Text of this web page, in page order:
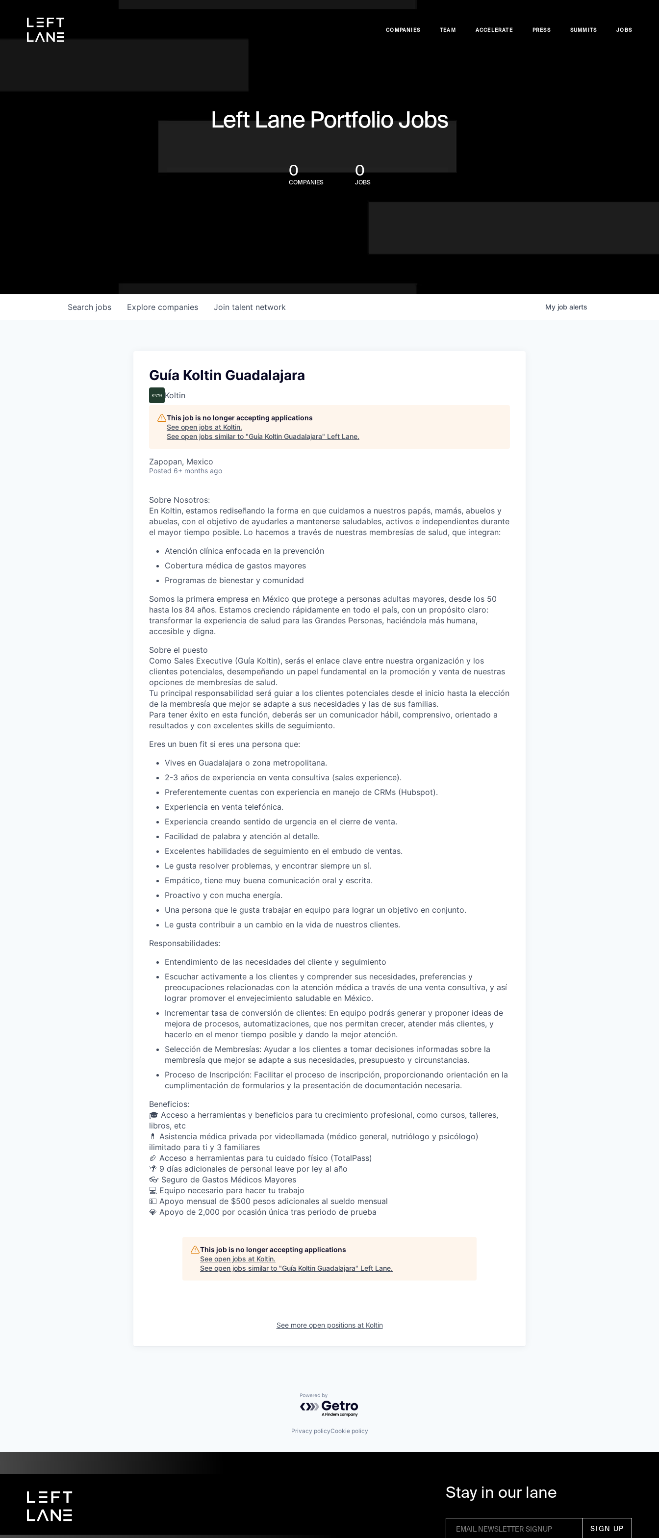
COMPANIES TEAM ACCELERATE PRESS SUMMITS JOBS
Left Lane Portfolio Jobs
0
COMPANIES
0
JOBS
Search jobs Explore companies Join talent network My job alerts
Guía Koltin Guadalajara
Koltin
This job is no longer accepting applications
See open jobs at Koltin.
See open jobs similar to "Guía Koltin Guadalajara" Left Lane.
Zapopan, Mexico
Posted 6+ months ago
Sobre Nosotros:
En Koltin, estamos rediseñando la forma en que cuidamos a nuestros papás, mamás, abuelos y
abuelas, con el objetivo de ayudarles a mantenerse saludables, activos e independientes durante
el mayor tiempo posible. Lo hacemos a través de nuestras membresías de salud, que integran:
Atención clínica enfocada en la prevención
Cobertura médica de gastos mayores
Programas de bienestar y comunidad
Somos la primera empresa en México que protege a personas adultas mayores, desde los 50
hasta los 84 años. Estamos creciendo rápidamente en todo el país, con un propósito claro:
transformar la experiencia de salud para las Grandes Personas, haciéndola más humana,
accesible y digna.
Sobre el puesto
Como Sales Executive (Guía Koltin), serás el enlace clave entre nuestra organización y los
clientes potenciales, desempeñando un papel fundamental en la promoción y venta de nuestras
opciones de membresías de salud.
Tu principal responsabilidad será guiar a los clientes potenciales desde el inicio hasta la elección
de la membresía que mejor se adapte a sus necesidades y las de sus familias.
Para tener éxito en esta función, deberás ser un comunicador hábil, comprensivo, orientado a
resultados y con excelentes skills de seguimiento.
Eres un buen fit si eres una persona que:
Vives en Guadalajara o zona metropolitana.
2-3 años de experiencia en venta consultiva (sales experience).
Preferentemente cuentas con experiencia en manejo de CRMs (Hubspot).
Experiencia en venta telefónica.
Experiencia creando sentido de urgencia en el cierre de venta.
Facilidad de palabra y atención al detalle.
Excelentes habilidades de seguimiento en el embudo de ventas.
Le gusta resolver problemas, y encontrar siempre un sí.
Empático, tiene muy buena comunicación oral y escrita.
Proactivo y con mucha energía.
Una persona que le gusta trabajar en equipo para lograr un objetivo en conjunto.
Le gusta contribuir a un cambio en la vida de nuestros clientes.
Responsabilidades:
Entendimiento de las necesidades del cliente y seguimiento
Escuchar activamente a los clientes y comprender sus necesidades, preferencias y
preocupaciones relacionadas con la atención médica a través de una venta consultiva, y así
lograr promover el envejecimiento saludable en México.
Incrementar tasa de conversión de clientes: En equipo podrás generar y proponer ideas de
mejora de procesos, automatizaciones, que nos permitan crecer, atender más clientes, y
hacerlo en el menor tiempo posible y dando la mejor atención.
Selección de Membresías: Ayudar a los clientes a tomar decisiones informadas sobre la
membresía que mejor se adapte a sus necesidades, presupuesto y circunstancias.
Proceso de Inscripción: Facilitar el proceso de inscripción, proporcionando orientación en la
cumplimentación de formularios y la presentación de documentación necesaria.
Beneficios:
🎓 Acceso a herramientas y beneficios para tu crecimiento profesional, como cursos, talleres,
libros, etc
💊 Asistencia médica privada por videollamada (médico general, nutriólogo y psicólogo)
ilimitado para ti y 3 familiares
🏈 Acceso a herramientas para tu cuidado físico (TotalPass)
🌴 9 días adicionales de personal leave por ley al año
👓 Seguro de Gastos Médicos Mayores
💻 Equipo necesario para hacer tu trabajo
💵 Apoyo mensual de $500 pesos adicionales al sueldo mensual
💎 Apoyo de 2,000 por ocasión única tras periodo de prueba
This job is no longer accepting applications
See open jobs at Koltin.
See open jobs similar to "Guía Koltin Guadalajara" Left Lane.
See more open positions at Koltin
Powered by Getro.com
Privacy policyCookie policy
Stay in our lane